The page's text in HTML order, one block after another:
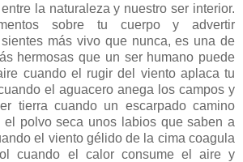
la naturaleza y nuestro ser interior.
sobre tu cuerpo y advertir
más vivo que nunca, es una de
hermosas que un ser humano puede
cuando el rugir del viento aplaca tu
el aguacero anega los campos y
tierra cuando un escarpado camino
el polvo seca unos labios que saben a
el viento gélido de la cima coagula
cuando el calor consume el aire y